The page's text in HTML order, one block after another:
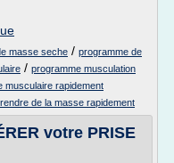
masse seche / programme de
/ programme musculation
musculaire rapidement
de la masse rapidement
votre PRISE